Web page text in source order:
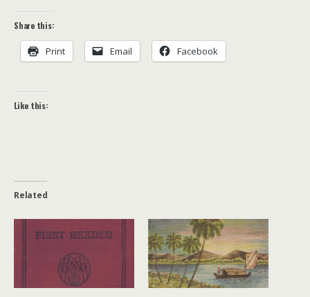
Share this:
Print Email Facebook
Like this:
Related